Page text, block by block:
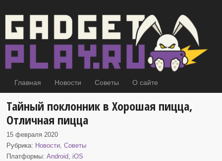
Главная Новости Советы О сайте
Тайный поклонник в Хорошая пицца,
Отличная пицца
15 февраля 2020
Рубрика: Новости,Советы
Платформы:Android, iOS